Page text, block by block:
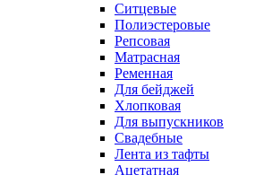
Ситцевые
Полиэстеровые
Репсовая
Матрасная
Ременная
Для бейджей
Хлопковая
Для выпускников
Свадебные
Лента из тафты
Ацетатная